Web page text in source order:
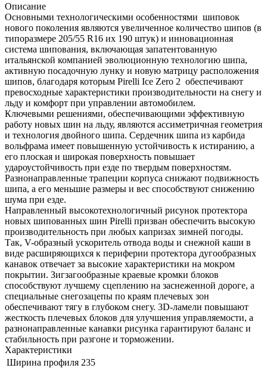
Описание
Основными технологическими особенностями шиповок
нового поколения являются увеличенное количество шипов (в
типоразмере 205/55 R16 их 190 штук) и инновационная
система шипования, включающая запатентованную
итальянской компанией эволюционную технологию шипа,
активную посадочную лунку и новую матрицу расположения
шипов, благодаря которым Pirelli Ice Zero 2 обеспечивают
превосходные характеристики производительности на снегу и
льду и комфорт при управлении автомобилем.
Ключевыми решениями, обеспечивающими эффективную
работу новых шин на льду, являются ассиметричная геометрия
и технология двойного шипа. Сердечник шипа из карбида
вольфрама имеет повышенную устойчивость к истиранию, а
его плоская и широкая поверхность повышает
удароустойчивость при езде по твердым поверхностям.
Разнонаправленные трапеции корпуса снижают подвижность
шипа, а его меньшие размеры и вес способствуют снижению
шума при езде.
Направленный высокотехнологичный рисунок протектора
новых шипованных шин Pirelli призван обеспечить высокую
производительность при любых капризах зимней погоды.
Так, V-образный ускоритель отвода воды и снежной каши в
виде расширяющихся к периферии протектора дугообразных
канавок отвечает за высокие характеристики на мокром
покрытии. Зигзагообразные краевые кромки блоков
способствуют лучшему сцеплению на заснеженной дороге, а
специальные снегозацепы по краям плечевых зон
обеспечивают тягу в глубоком снегу. 3D-ламели повышают
жесткость плечевых блоков для улучшения управляемости, а
разнонаправленные канавки рисунка гарантируют баланс и
стабильность при разгоне и торможении.
Характеристики
Ширина профиля 235